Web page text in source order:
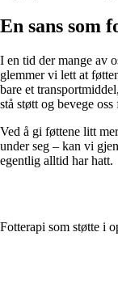
En sans som
I en tid der mange av
glemmer vi lett at
bare et
stå støtt og bevege oss
Ved å gi føttene litt
under seg – kan vi
egentlig alltid har hatt.
Fotterapi som støtte i